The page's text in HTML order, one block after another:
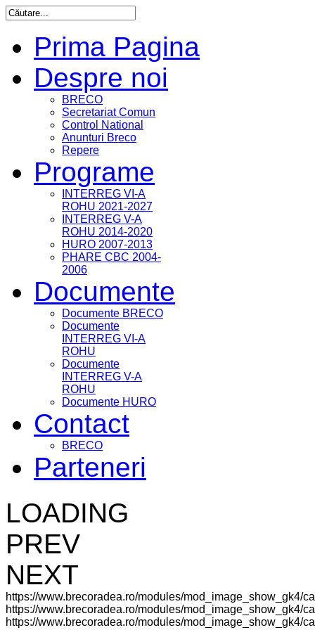
Prima Pagina
Despre noi
BRECO
Secretariat Comun
Control National
Anunturi Breco
Repere
Programe
INTERREG VI-A
ROHU 2021-2027
INTERREG V-A
ROHU 2014-2020
HURO 2007-2013
PHARE CBC 2004-
2006
Documente
Documente BRECO
Documente
INTERREG VI-A
ROHU
Documente
INTERREG V-A
ROHU
Documente HURO
Contact
BRECO
Parteneri
LOADING
PREV
NEXT
https://www.brecoradea.ro/modules/mod_image_show_gk4/
https://www.brecoradea.ro/modules/mod_image_show_gk4/
https://www.brecoradea.ro/modules/mod_image_show_gk4/